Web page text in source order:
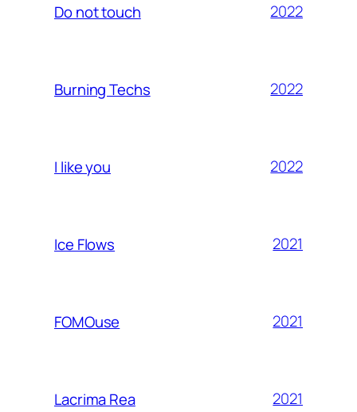
Do not touch 2022
Burning Techs 2022
I like you 2022
Ice Flows 2021
FOMOuse 2021
Lacrima Rea 2021